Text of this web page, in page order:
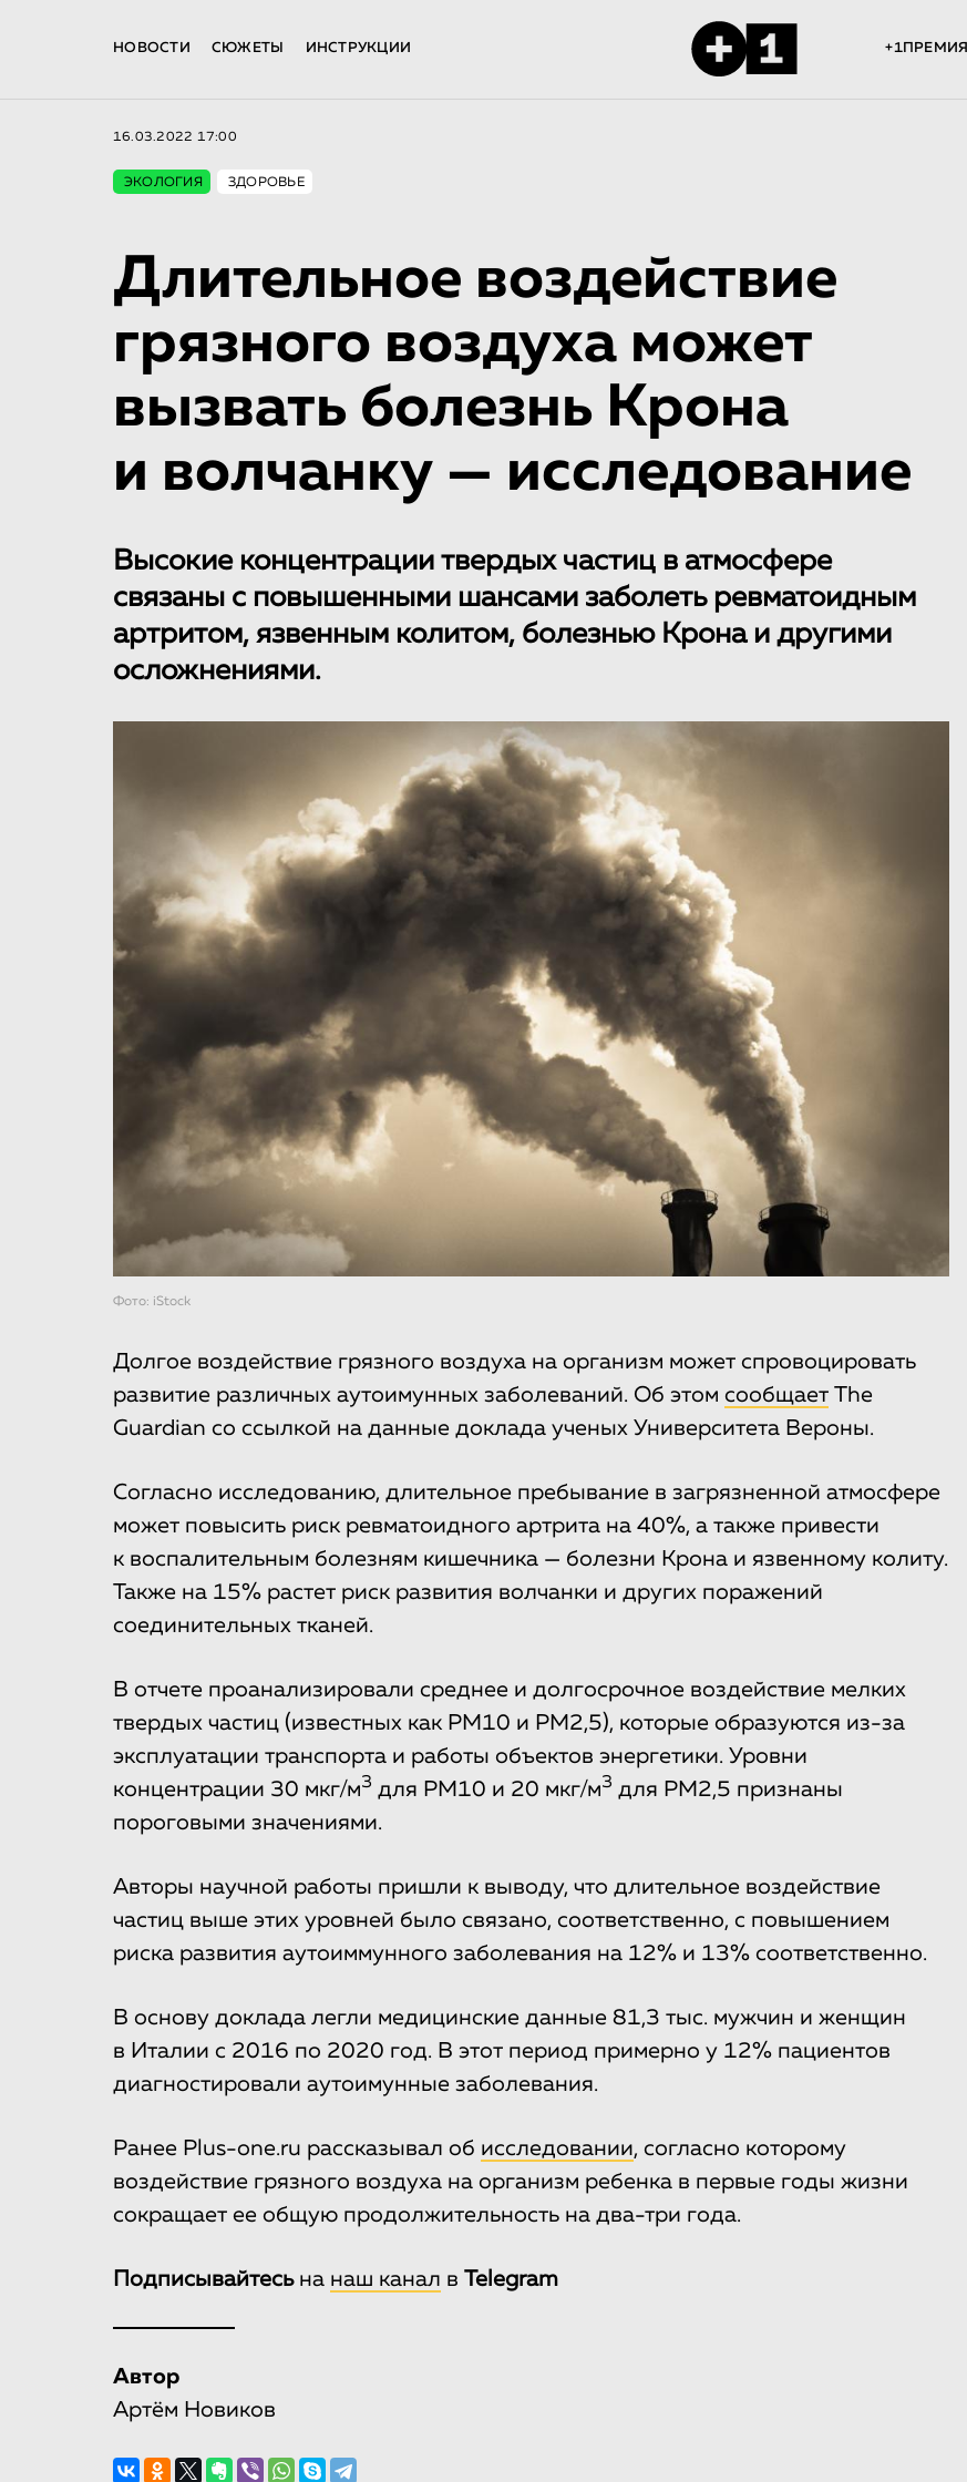
НОВОСТИ СЮЖЕТЫ ИНСТРУКЦИИ +1ПРЕМИЯ
16.03.2022 17:00
ЭКОЛОГИЯ ЗДОРОВЬЕ
Длительное воздействие
грязного воздуха может
вызвать болезнь Крона
и волчанку — исследование
Высокие концентрации твердых частиц в атмосфере
связаны с повышенными шансами заболеть ревматоидным
артритом, язвенным колитом, болезнью Крона и другими
осложнениями.
Фото: iStock
Долгое воздействие грязного воздуха на организм может спровоцировать
развитие различных аутоимунных заболеваний. Об этом сообщает The
Guardian со ссылкой на данные доклада ученых Университета Вероны.
Согласно исследованию, длительное пребывание в загрязненной атмосфере
может повысить риск ревматоидного артрита на 40%, а также привести
к воспалительным болезням кишечника — болезни Крона и язвенному колиту.
Также на 15% растет риск развития волчанки и других поражений
соединительных тканей.
В отчете проанализировали среднее и долгосрочное воздействие мелких
твердых частиц (известных как PM10 и PM2,5), которые образуются из-за
эксплуатации транспорта и работы объектов энергетики. Уровни
концентрации 30 мкг/м3 для PM10 и 20 мкг/м3 для PM2,5 признаны
пороговыми значениями.
Авторы научной работы пришли к выводу, что длительное воздействие
частиц выше этих уровней было связано, соответственно, с повышением
риска развития аутоиммунного заболевания на 12% и 13% соответственно.
В основу доклада легли медицинские данные 81,3 тыс. мужчин и женщин
в Италии с 2016 по 2020 год. В этот период примерно у 12% пациентов
диагностировали аутоимунные заболевания.
Ранее Plus-one.ru рассказывал об исследовании, согласно которому
воздействие грязного воздуха на организм ребенка в первые годы жизни
сокращает ее общую продолжительность на два-три года.
Подписывайтесьна наш канал в Telegram
Автор
Артём Новиков